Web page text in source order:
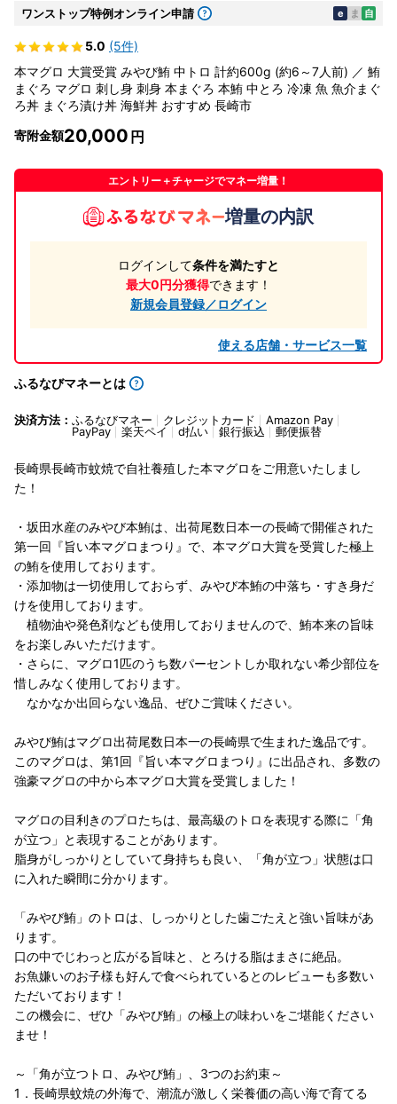
ワンストップ特例オンライン申請 e ま 自
5.0 (5件)
本マグロ 大賞受賞 みやび鮪 中トロ 計約600g (約6～7人前) ／ 鮪
まぐろ マグロ 刺し身 刺身 本まぐろ 本鮪 中とろ 冷凍 魚 魚介まぐ
ろ丼 まぐろ漬け丼 海鮮丼 おすすめ 長崎市
寄附金額20,000
エントリー＋チャージでマネー増量！
増量の内訳
ログインして条件を満たすと
最大0円分獲得できます！
新規会員登録／ログイン
使える店舗・サービス一覧
ふるなびマネーとは
決済方法： ふるなびマネー クレジットカード
Amazon Pay
PayPay
楽天ペイ d払い 銀行振込 郵便振替
長崎県長崎市蚊焼で自社養殖した本マグロをご用意いたしまし
た！
・坂田水産のみやび本鮪は、出荷尾数日本一の長崎で開催された
第一回『旨い本マグロまつり』で、本マグロ大賞を受賞した極上
の鮪を使用しております。
・添加物は一切使用しておらず、みやび本鮪の中落ち・すき身だ
けを使用しております。
植物油や発色剤なども使用しておりませんので、鮪本来の旨味
をお楽しみいただけます。
・さらに、マグロ1匹のうち数パーセントしか取れない希少部位を
惜しみなく使用しております。
なかなか出回らない逸品、ぜひご賞味ください。
みやび鮪はマグロ出荷尾数日本一の長崎県で生まれた逸品です。
このマグロは、第1回『旨い本マグロまつり』に出品され、多数の
強豪マグロの中から本マグロ大賞を受賞しました！
マグロの目利きのプロたちは、最高級のトロを表現する際に「角
が立つ」と表現することがあります。
脂身がしっかりとしていて身持ちも良い、「角が立つ」状態は口
に入れた瞬間に分かります。
「みやび鮪」のトロは、しっかりとした歯ごたえと強い旨味があ
ります。
口の中でじわっと広がる旨味と、とろける脂はまさに絶品。
お魚嫌いのお子様も好んで食べられているとのレビューも多数い
ただいております！
この機会に、ぜひ「みやび鮪」の極上の味わいをご堪能ください
ませ！
～「角が立つトロ、みやび鮪」、3つのお約束～
1．長崎県蚊焼の外海で、潮流が激しく栄養価の高い海で育てる